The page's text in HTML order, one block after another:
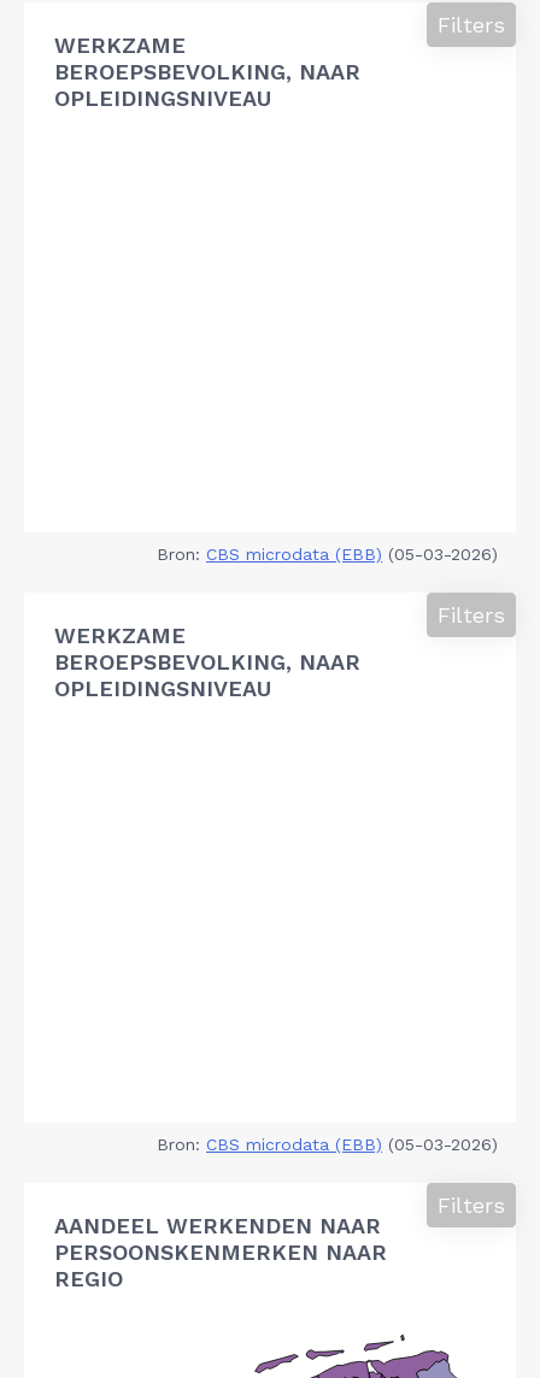
WERKZAME
BEROEPSBEVOLKING, NAAR
OPLEIDINGSNIVEAU
Filters
Bron: CBS microdata (EBB) (05-03-2026)
WERKZAME
BEROEPSBEVOLKING, NAAR
OPLEIDINGSNIVEAU
Filters
Bron: CBS microdata (EBB) (05-03-2026)
AANDEEL WERKENDEN NAAR
PERSOONSKENMERKEN NAAR
REGIO
Filters